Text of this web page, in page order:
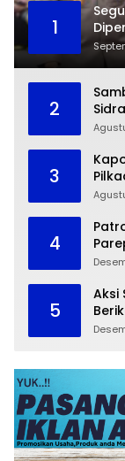
1
2
3
4
5
Aksi